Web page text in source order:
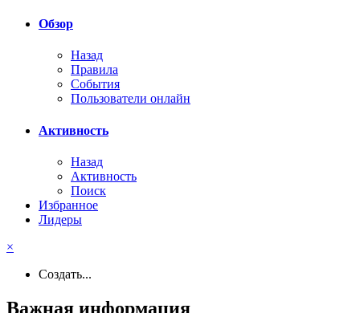
Обзор
Назад
Правила
События
Пользователи онлайн
Активность
Назад
Активность
Поиск
Избранное
Лидеры
×
Создать...
Важная информация